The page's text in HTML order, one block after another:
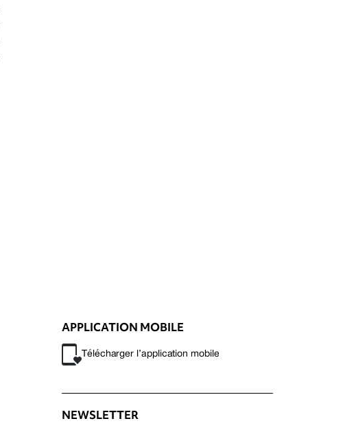
APPLICATION MOBILE
Télécharger l’application mobile
NEWSLETTER